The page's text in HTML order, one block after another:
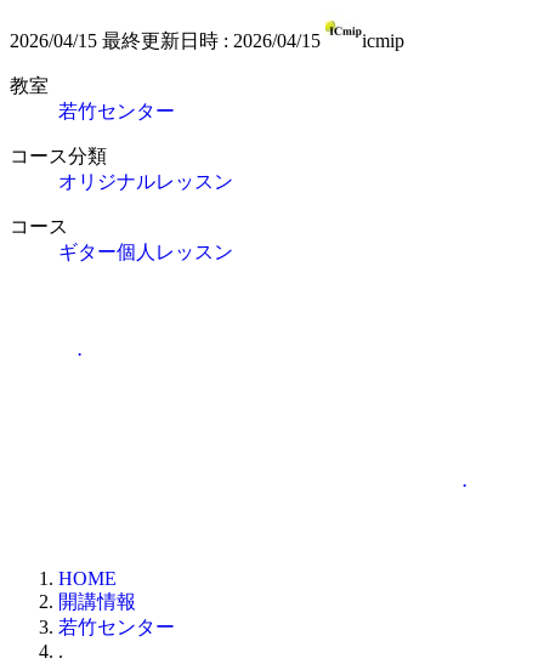
2026/04/15 最終更新日時 : 2026/04/15 icmip
教室
若竹センター
コース分類
オリジナルレッスン
コース
ギター個人レッスン
.
.
HOME
開講情報
若竹センター
.